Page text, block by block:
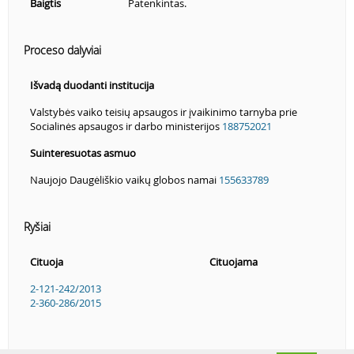
Baigtis
Patenkintas.
Proceso dalyviai
Išvadą duodanti institucija
Valstybės vaiko teisių apsaugos ir įvaikinimo tarnyba prie
Socialinės apsaugos ir darbo ministerijos 188752021
Suinteresuotas asmuo
Naujojo Daugėliškio vaikų globos namai 155633789
Ryšiai
Cituoja
Cituojama
2-121-242/2013
2-360-286/2015